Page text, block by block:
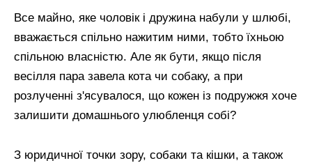
Все майно, яке чоловік і дружина набули у шлюбі,
вважається спільно нажитим ними, тобто їхньою
спільною власністю. Але як бути, якщо після
весілля пара завела кота чи собаку, а при
розлученні з'ясувалося, що кожен із подружжя хоче
залишити домашнього улюбленця собі?
З юридичної точки зору, собаки та кішки, а також